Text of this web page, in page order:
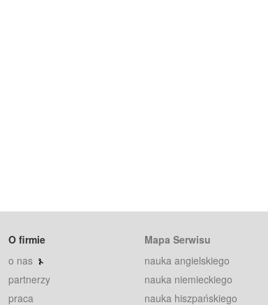
O firmie
o nas
partnerzy
praca
Mapa Serwisu
nauka angielskiego
nauka niemieckiego
nauka hiszpańskiego